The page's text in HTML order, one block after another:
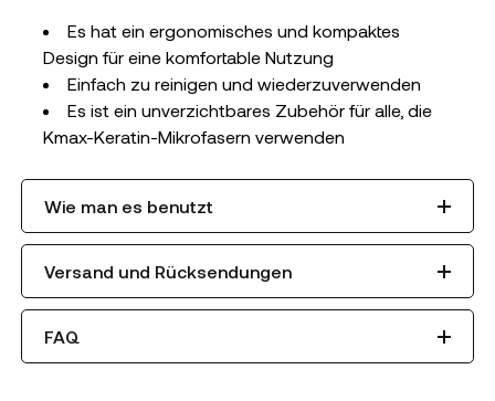
Es hat ein ergonomisches und kompaktes
Design für eine komfortable Nutzung
Einfach zu reinigen und wiederzuverwenden
Es ist ein unverzichtbares Zubehör für alle, die
Kmax-Keratin-Mikrofasern verwenden
Wie man es benutzt
Versand und Rücksendungen
FAQ